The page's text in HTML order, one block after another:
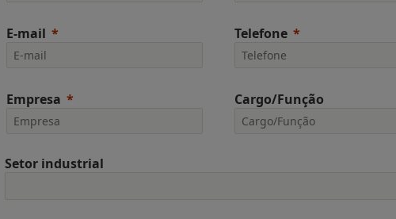
E-mail Telefone
Empresa Cargo/Função
Setor industrial